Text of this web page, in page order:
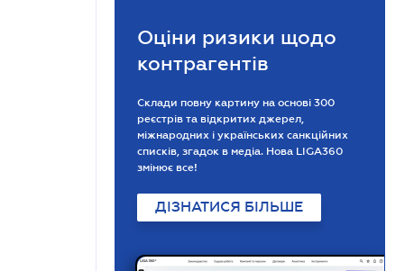
Оціни ризики щодо
контрагентів
Склади повну картину на основі 300
реєстрів та відкритих джерел,
міжнародних і українських санкційних
списків, згадок в медіа. Нова LIGA360
змінює все!
ДІЗНАТИСЯ БІЛЬШЕ